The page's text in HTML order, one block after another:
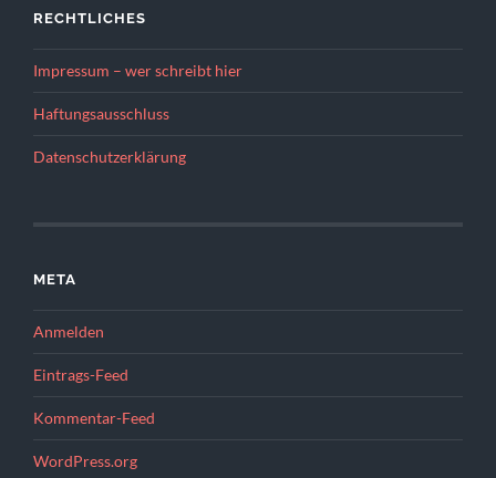
RECHTLICHES
Impressum – wer schreibt hier
Haftungsausschluss
Datenschutzerklärung
META
Anmelden
Eintrags-Feed
Kommentar-Feed
WordPress.org